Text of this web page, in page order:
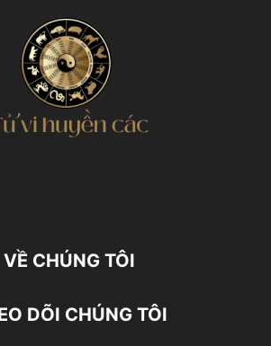
VỀ CHÚNG TÔI
DÕI CHÚNG TÔI